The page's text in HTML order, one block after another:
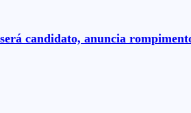
candidato, anuncia